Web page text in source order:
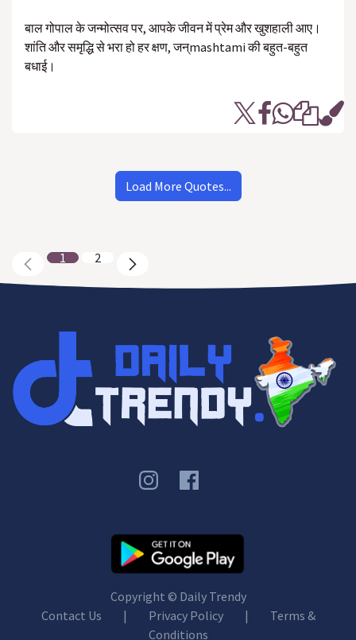
बाल गोपाल के जन्मोत्सव पर, आपके जीवन में प्रेम और खुशहाली आए।
शांति और समृद्धि से भरा हो हर क्षण, जन्mashtami की बहुत-बहुत
बधाई।
Load More Quotes...
1 2
Copyright © Daily Trendy
Contact Us
| Privacy Policy |
Terms &
Conditions